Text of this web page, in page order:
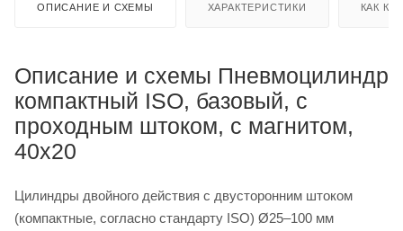
ОПИСАНИЕ И СХЕМЫ ХАРАКТЕРИСТИКИ КАК
Описание и схемы Пневмоцилиндр
компактный ISO, базовый, с
проходным штоком, с магнитом,
40x20
Цилиндры двойного действия с двусторонним штоком
(компактные, согласно стандарту ISO) Ø25–100 мм